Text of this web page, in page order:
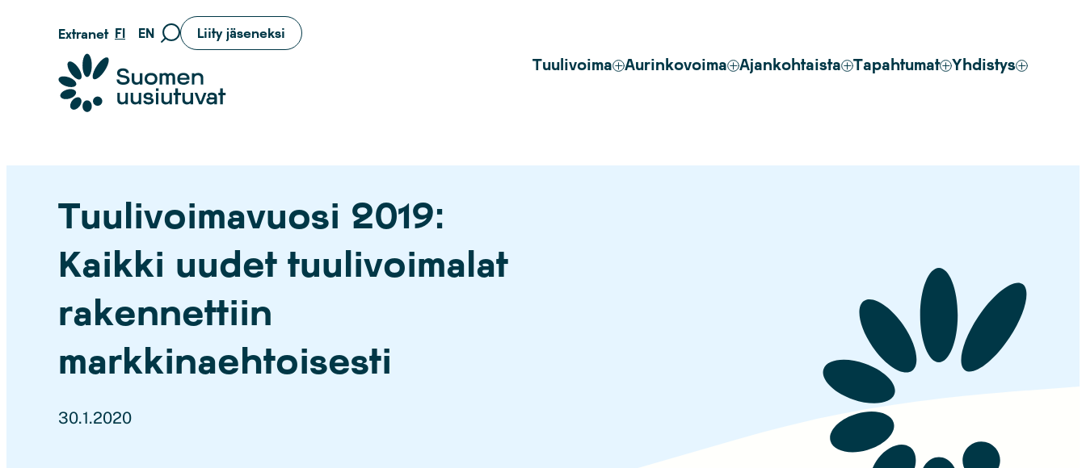
sisältöön
Extranet FI EN
Siirry
Liity jäseneksi
Suomen uusiutuvat ry
Tuulivoima Aurinkovoima Ajankohtaista Tapahtumat Yhdistys
Tuulivoimavuosi 2019:
Kaikki uudet tuulivoimalat
rakennettiin
markkinaehtoisesti
30.1.2020